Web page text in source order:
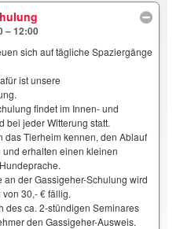
– 12:00
sich auf tägliche Spaziergänge
ist unsere
findet im Innen- und
bei jeder Witterung statt.
das Tierheim kennen, den Ablauf
erhalten einen kleinen
an der Gassigeher-Schulung wird
30,- € fällig.
des ca. 2-stündigen Seminares
den Gassigeher-Ausweis.